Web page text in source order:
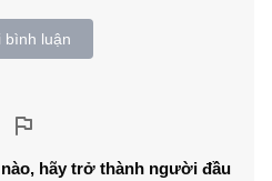
bình luận
hãy trở thành người đầu